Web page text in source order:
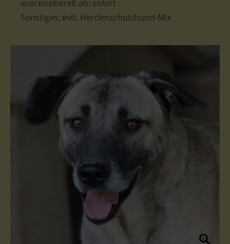
ausreisebereit ab: sofort
Sonstiges: evtl. Herdenschutzhund-Mix